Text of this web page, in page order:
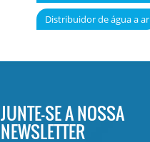
Distribuidor de água a ar
JUNTE-SE A NOSSA
NEWSLETTER